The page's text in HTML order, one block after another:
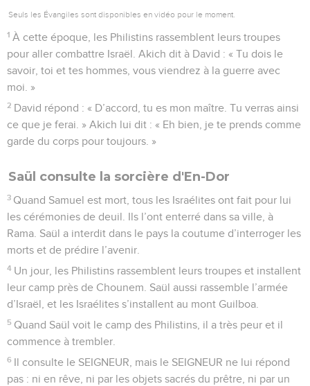
Seuls les Évangiles sont disponibles en vidéo pour le moment.
1 À cette époque, les Philistins rassemblent leurs troupes
pour aller combattre Israël. Akich dit à David : « Tu dois le
savoir, toi et tes hommes, vous viendrez à la guerre avec
moi. »
2 David répond : « D’accord, tu es mon maître. Tu verras ainsi
ce que je ferai. » Akich lui dit : « Eh bien, je te prends comme
garde du corps pour toujours. »
Saül consulte la sorcière d'En-Dor
3 Quand Samuel est mort, tous les Israélites ont fait pour lui
les cérémonies de deuil. Ils l’ont enterré dans sa ville, à
Rama. Saül a interdit dans le pays la coutume d’interroger les
morts et de prédire l’avenir.
4 Un jour, les Philistins rassemblent leurs troupes et installent
leur camp près de Chounem. Saül aussi rassemble l’armée
d’Israël, et les Israélites s’installent au mont Guilboa.
5 Quand Saül voit le camp des Philistins, il a très peur et il
commence à trembler.
6 Il consulte le SEIGNEUR, mais le SEIGNEUR ne lui répond
pas : ni en rêve, ni par les objets sacrés du prêtre, ni par un